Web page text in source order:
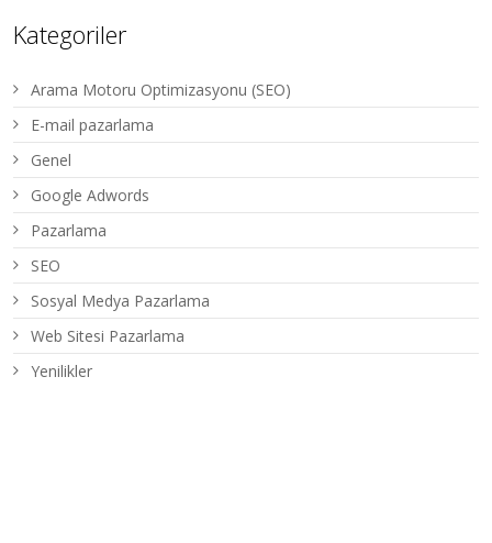
Kategoriler
Arama Motoru Optimizasyonu (SEO)
E-mail pazarlama
Genel
Google Adwords
Pazarlama
SEO
Sosyal Medya Pazarlama
Web Sitesi Pazarlama
Yenilikler